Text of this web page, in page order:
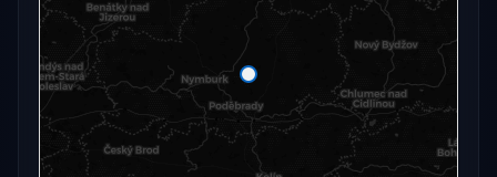
Radarový snímek momentálně není dostupný.
Otevřít v plné mapě
Zkusit znovu
Otevřít v plné mapě →